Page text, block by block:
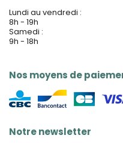
Lundi au vendredi :
8h - 19h
Samedi :
9h - 18h
Nos moyens de
Notre newsletter